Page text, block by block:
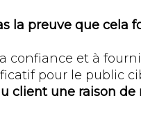
la preuve que cela
confiance et à
pour le public
client une raison